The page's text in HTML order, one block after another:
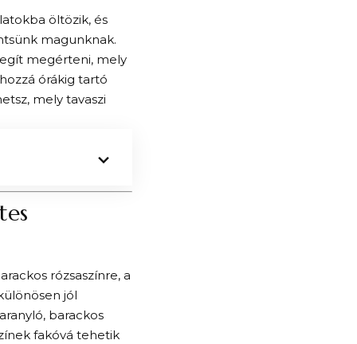
öltözik, és
magunknak.
megérteni, mely
órákig tartó
mely tavaszi
rózsaszínre, a
jól
barackos
fakóvá tehetik